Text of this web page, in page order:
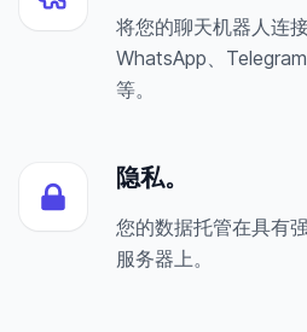
将您的聊天机器人连
WhatsApp、
等。
隐私。
您的数据托管在具有
服务器上。